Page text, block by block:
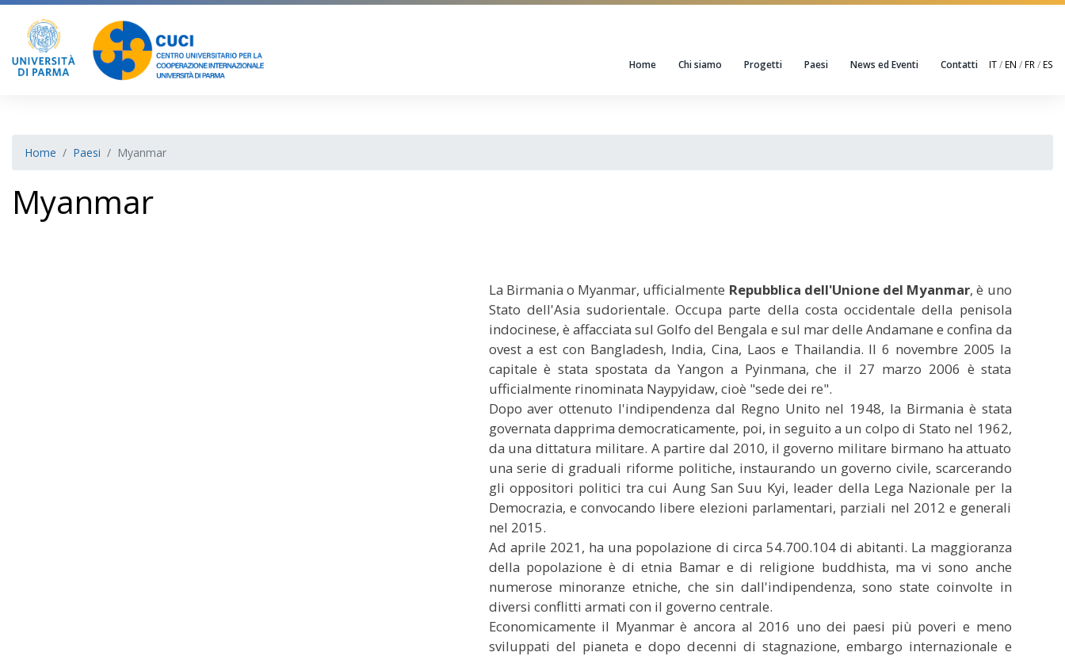
Home Chi siamo Progetti Paesi News ed Eventi Contatti IT/ EN / FR / ES
Home Paesi Myanmar
Myanmar
La Birmania o Myanmar, ufficialmente Repubblica dell'Unione del Myanmar, è uno
Stato dell'Asia sudorientale. Occupa parte della costa occidentale della penisola
indocinese, è affacciata sul Golfo del Bengala e sul mar delle Andamane e confina da
ovest a est con Bangladesh, India, Cina, Laos e Thailandia. Il 6 novembre 2005 la
capitale è stata spostata da Yangon a Pyinmana, che il 27 marzo 2006 è stata
ufficialmente rinominata Naypyidaw, cioè "sede dei re".
Dopo aver ottenuto l'indipendenza dal Regno Unito nel 1948, la Birmania è stata
governata dapprima democraticamente, poi, in seguito a un colpo di Stato nel 1962,
da una dittatura militare. A partire dal 2010, il governo militare birmano ha attuato
una serie di graduali riforme politiche, instaurando un governo civile, scarcerando
gli oppositori politici tra cui Aung San Suu Kyi, leader della Lega Nazionale per la
Democrazia, e convocando libere elezioni parlamentari, parziali nel 2012 e generali
nel 2015.
Ad aprile 2021, ha una popolazione di circa 54.700.104 di abitanti. La maggioranza
della popolazione è di etnia Bamar e di religione buddhista, ma vi sono anche
numerose minoranze etniche, che sin dall'indipendenza, sono state coinvolte in
diversi conflitti armati con il governo centrale.
Economicamente il Myanmar è ancora al 2016 uno dei paesi più poveri e meno
sviluppati del pianeta e dopo decenni di stagnazione, embargo internazionale e